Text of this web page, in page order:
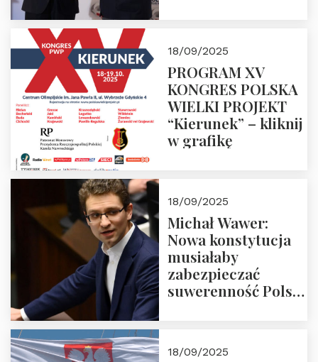
18/09/2025
PROGRAM XV
KONGRES POLSKA
WIELKI PROJEKT
“Kierunek” – kliknij
w grafikę
18/09/2025
Michał Wawer:
Nowa konstytucja
musiałaby
zabezpieczać
suwerenność Polski
18/09/2025